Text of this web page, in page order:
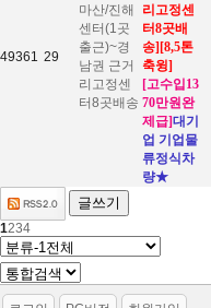
49361 29
마산/진해
센터(1곳
출근)~경
남권 근거
리고정센
터8곳배송
리고정센
터8곳배
송][8,5톤
축윙]
[고수입13
70만원완
제급]대기
업 기업물
류정식차
량★
글쓰기
1234